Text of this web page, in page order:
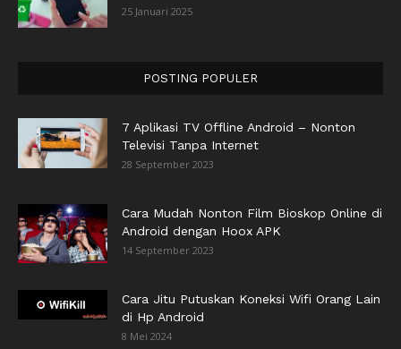
25 Januari 2025
POSTING POPULER
7 Aplikasi TV Offline Android – Nonton
Televisi Tanpa Internet
28 September 2023
Cara Mudah Nonton Film Bioskop Online di
Android dengan Hoox APK
14 September 2023
Cara Jitu Putuskan Koneksi Wifi Orang Lain
di Hp Android
8 Mei 2024